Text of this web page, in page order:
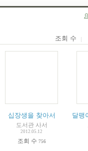
조회 수
십장생을 찾아서
도서관 사서
2012.05.12
조회 수 756
달팽